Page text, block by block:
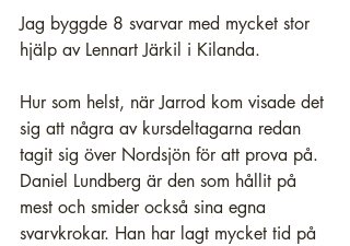
Jag byggde 8 svarvar med mycket stor
hjälp av Lennart Järkil i Kilanda.
Hur som helst, när Jarrod kom visade det
sig att några av kursdeltagarna redan
tagit sig över Nordsjön för att prova på.
Daniel Lundberg är den som hållit på
mest och smider också sina egna
svarvkrokar. Han har lagt mycket tid på